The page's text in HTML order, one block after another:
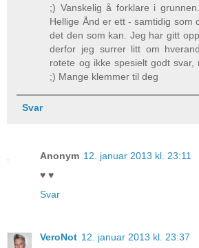
;) Vanskelig å forklare i
Hellige Ånd er ett - samtidig som
det den som kan. Jeg har gitt
derfor jeg surrer litt om
rotete og ikke spesielt godt svar,
;) Mange klemmer til deg
Svar
Anonym 12. januar 2013 kl. 23:11
♥ ♥
Svar
VeroNot 12. januar 2013 kl. 23:37